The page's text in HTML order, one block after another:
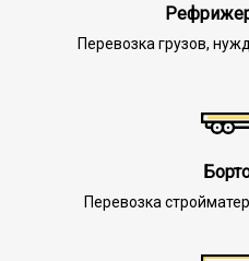
Перевозка грузов,
Перевозка